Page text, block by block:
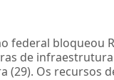
federal bloqueou
de
(29). Os recursos